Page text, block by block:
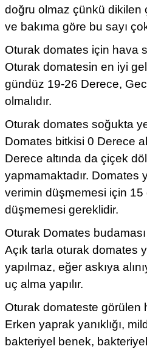
doğru olmaz çünkü dikilen
ve bakıma göre bu sayı
Oturak domates için hava
Oturak domatesin en iyi
gündüz 19-26 Derece,
olmalıdır.
Oturak domates soğukta
Domates bitkisi 0 Derece
Derece altında da çiçek
yapmamaktadır. Domates
verimin düşmemesi için 15
düşmemesi gereklidir.
Oturak Domates budaması
Açık tarla oturak domates
yapılmaz, eğer askıya
uç alma yapılır.
Oturak domateste görülen
Erken yaprak yanıklığı,
bakteriyel benek,